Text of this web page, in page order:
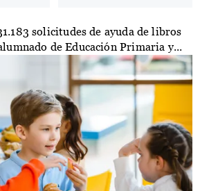
solicitudes de ayuda de libros
de Educación Primaria y...